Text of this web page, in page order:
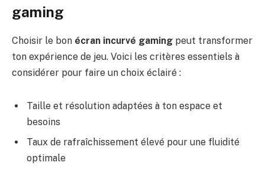
gaming
Choisir le bon écran incurvé gaming peut transformer
ton expérience de jeu. Voici les critères essentiels à
considérer pour faire un choix éclairé :
Taille et résolution adaptées à ton espace et
besoins
Taux de rafraîchissement élevé pour une fluidité
optimale